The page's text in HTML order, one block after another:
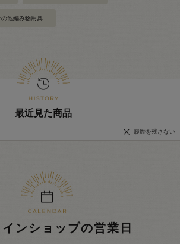
の他編み物用具
最近見た商品
履歴を残さない
ンショップの営業日